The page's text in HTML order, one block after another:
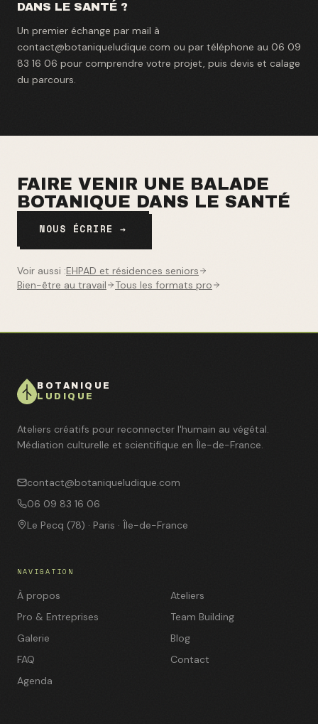
DANS LE SANTÉ ?
Un premier échange par mail à
contact@botaniqueludique.com ou par téléphone au 06 09
83 16 06 pour comprendre votre projet, puis devis et calage
du parcours.
FAIRE VENIR UNE BALADE
BOTANIQUE DANS LE SANTÉ
NOUS ÉCRIRE →
Voir aussi :EHPAD et résidences seniors
Bien-être au travail
Tous les formats pro
BOTANIQUE
LUDIQUE
Ateliers créatifs pour reconnecter l'humain au végétal.
Médiation culturelle et scientifique en Île-de-France.
contact@botaniqueludique.com
06 09 83 16 06
Le Pecq (78) · Paris · Île-de-France
NAVIGATION
À propos
Ateliers
Pro & Entreprises
Team Building
Galerie
Blog
FAQ
Contact
Agenda